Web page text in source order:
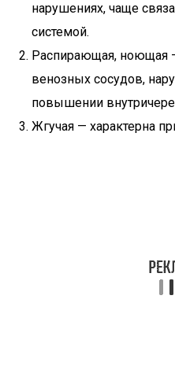
нарушениях, чаще
системой.
Распирающая, ноющая
венозных сосудов,
повышении
Жгучая — характерна